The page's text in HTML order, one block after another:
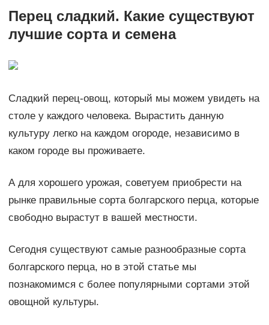
Перец сладкий. Какие существуют
лучшие сорта и семена
Сладкий перец-овощ, который мы можем увидеть на
столе у каждого человека. Вырастить данную
культуру легко на каждом огороде, независимо в
каком городе вы проживаете.
А для хорошего урожая, советуем приобрести на
рынке правильные сорта болгарского перца, которые
свободно вырастут в вашей местности.
Сегодня существуют самые разнообразные сорта
болгарского перца, но в этой статье мы
познакомимся с более популярными сортами этой
овощной культуры.